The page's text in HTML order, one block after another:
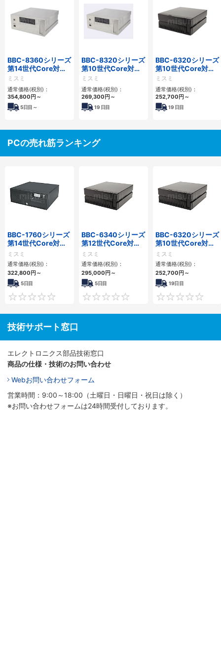
BBC-8360シリーズ
第14世代Core対応
フロアマウント
2PCIe
ミスミ
通常価格(税別)：
354,800円～
5日目～
BBC-8320シリーズ
第10世代Core対応
小型フロアマウント
FAPC 2PCI・2PCIe
ミスミ
通常価格(税別)：
269,300円～
19 日目
BBC-6320シリーズ
第10世代Core対応
小型フロアマウント
FAPC 2PCI・2PCIe
ミスミ
通常価格(税別)：
252,700円～
19 日目
PCの売れ筋ランキング
BBC-1760シリーズ
第14世代Core対応
小型フロアマウント
3PCIe
ミスミ
通常価格(税別)：
322,800円～
5日目
0
BBC-6340シリーズ
第12世代Core対応
小型フロアマウント
PC2PCI/2PCIe
ミスミ
通常価格(税別)：
295,000円～
5日目
0
BBC-6320シリーズ
第10世代Core対応
小型フロアマウント
FAPC 2PCI・2PCIe
ミスミ
通常価格(税別)：
252,700円～
19日目
技術サポート窓口
エレクトロニクス部品技術窓口
商品の仕様・技術のお問い合わせ
Webお問い合わせフォーム
営業時間：9:00～18:00（土曜日・日曜日・祝日は除く）
※お問い合わせフォームは24時間受付しております。